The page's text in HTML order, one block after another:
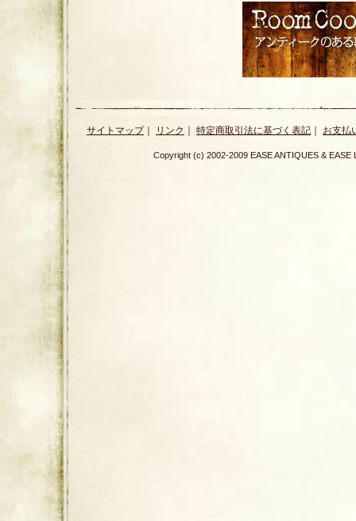
サイトマップ｜ リンク 特定商取引法に基づく表記 お支払
Copyright (c) 2002-2009 EASE ANTIQUES &